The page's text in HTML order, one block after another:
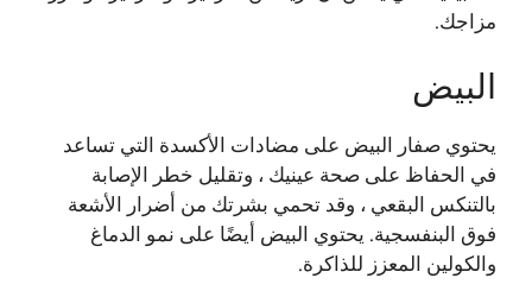
مزاجك.
البيض
يحتوي صفار البيض على مضادات الأكسدة التي تساعد
في الحفاظ على صحة عينيك ، وتقليل خطر الإصابة
بالتنكس البقعي ، وقد تحمي بشرتك من أضرار الأشعة
فوق البنفسجية. يحتوي البيض أيضًا على نمو الدماغ
والكولين المعزز للذاكرة.